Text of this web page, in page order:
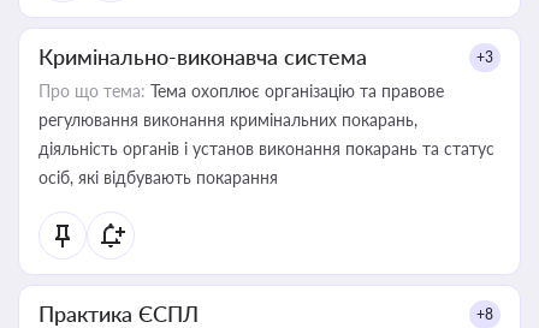
Кримінально-виконавча система +3
Про що тема: Тема охоплює організацію та правове
регулювання виконання кримінальних покарань,
діяльність органів і установ виконання покарань та статус
осіб, які відбувають покарання
Практика ЄСПЛ +8